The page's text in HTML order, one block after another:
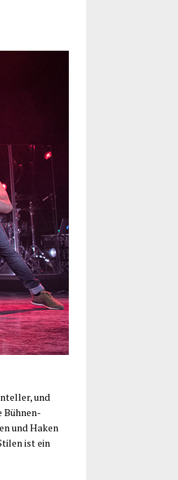
und
Büh­nen-
und Haken
ist ein